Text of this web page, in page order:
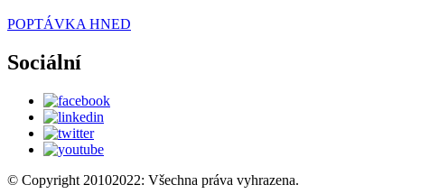
POPTÁVKA HNED
Sociální
© Copyright 20102022: Všechna práva vyhrazena.